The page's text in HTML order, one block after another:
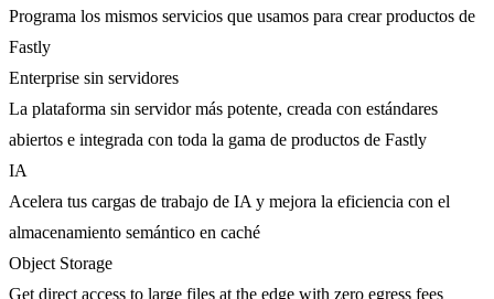
Programa los mismos servicios que usamos para crear productos de
Fastly
Enterprise sin servidores
La plataforma sin servidor más potente, creada con estándares
abiertos e integrada con toda la gama de productos de Fastly
IA
Acelera tus cargas de trabajo de IA y mejora la eficiencia con el
almacenamiento semántico en caché
Object Storage
Get direct access to large files at the edge with zero egress fees